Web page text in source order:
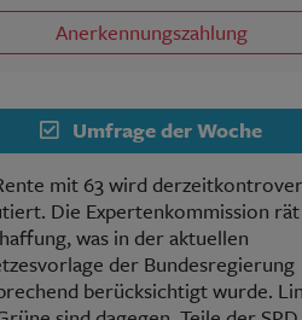
Anerkennungszahlung
Umfrage der Woche
mit 63 wird
Die Expertenkommission
was in der aktuellen
der Bundesregierung
berücksichtigt wurde.